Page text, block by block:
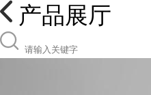
产品展厅